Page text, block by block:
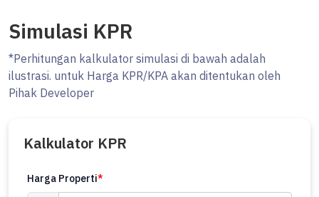
Simulasi KPR
*Perhitungan kalkulator simulasi di bawah adalah
ilustrasi. untuk Harga KPR/KPA akan ditentukan oleh
Pihak Developer
Kalkulator KPR
Harga Properti*